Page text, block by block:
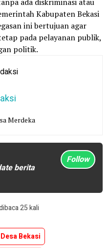
Kabupaten Bekasi
ini bertujuan agar
pada pelayanan publik,
politik.
Merdeka
berita
Follow
25 kali
Bekasi